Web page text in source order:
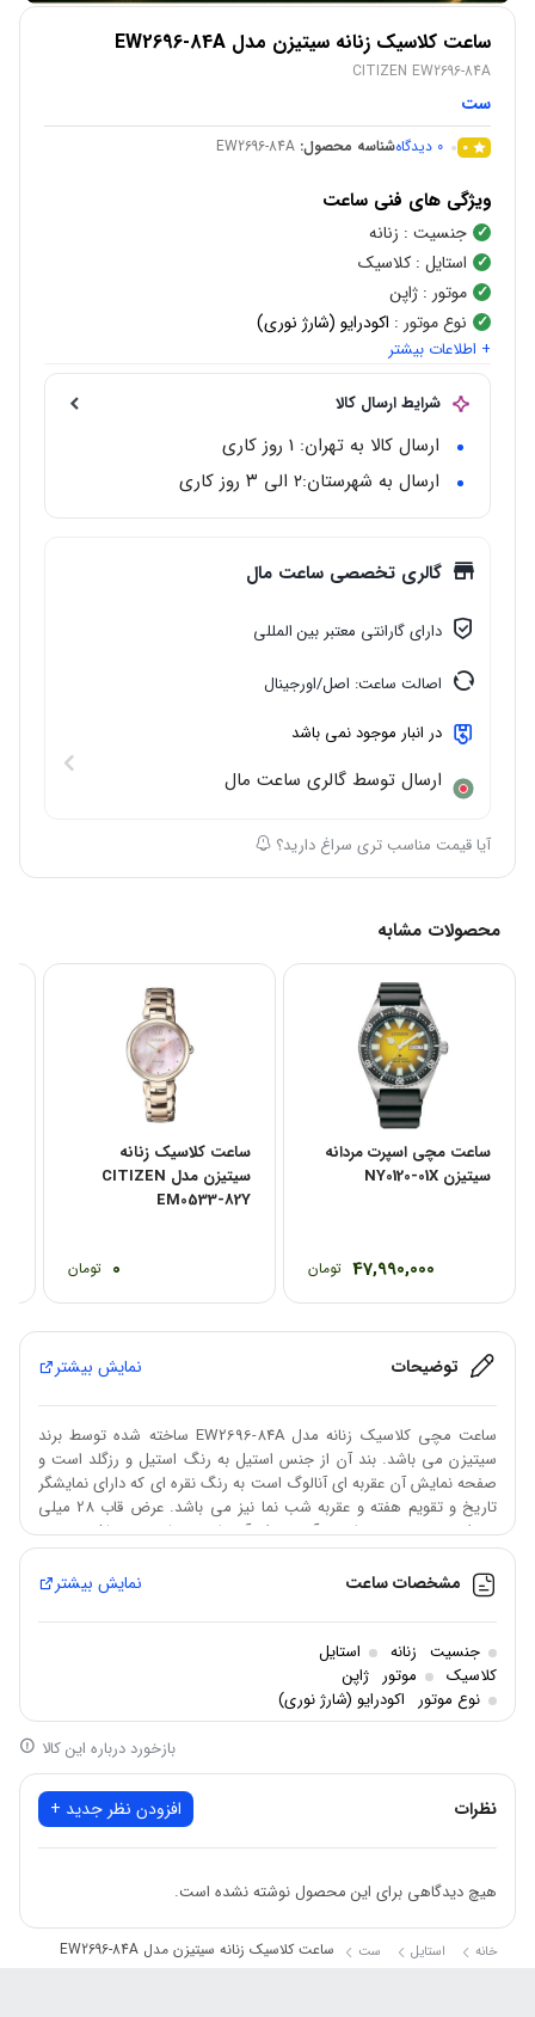
ساعت کلاسیک زنانه سیتیزن مدل EW2696-84A
CITIZEN EW2696-84A
ست
0
0 دیدگاهشناسه محصول: EW2696-84A
ویژگی های فنی ساعت
جنسیت : زنانه
استایل : کلاسیک
موتور : ژاپن
نوع موتور : اکودرایو (شارژ نوری)
شکل قاب:گرد
جنس بند: استیل ضدحساسیت
رنگ بند: نقره ای و رز گلد
جنس شیشه : کریستال ضدخش
+ اطلاعات بیشتر
شرایط ارسال کالا
ارسال کالا به تهران: 1 روز کاری
ارسال به شهرستان:‌۲ الی ۳ روز کاری
گالری تخصصی ساعت مال
دارای گارانتی معتبر بین المللی
اصالت ساعت: اصل/اورجینال
در انبار موجود نمی باشد
ارسال توسط گالری ساعت مال
آیا قیمت مناسب تری سراغ دارید؟
محصولات مشابه
ساعت مچی اسپرت مردانه
سیتیزن NY0120-01X
47,990,000 تومان
ساعت کلاسیک زنانه
سیتیزن مدل CITIZEN
EM0533-82Y
0 تومان
توضیحات نمایش بیشتر
ساعت مچی کلاسیک زنانه مدل EW2696-84A ساخته شده توسط برند
سیتیزن می باشد. بند آن از جنس استیل به رنگ استیل و رزگلد است و
صفحه نمایش آن عقربه ای آنالوگ است به رنگ نقره ای که دارای نمایشگر
تاریخ و تقویم هفته و عقربه شب نما نیز می باشد. عرض قاب 28 میلی
متر است، همچنین مقاومت آن در برابر آب تا عمق 50متر می باشد
مشخصات ساعت نمایش بیشتر
جنسیت زنانه
استایل
کلاسیک
موتور ژاپن
نوع موتور اکودرایو (شارژ نوری)
بازخورد درباره این کالا
نظرات افزودن نظر جدید +
هیچ دیدگاهی برای این محصول نوشته نشده است.
خانه استایل ست ساعت کلاسیک زنانه سیتیزن مدل EW2696-84A